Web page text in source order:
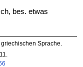
bes. etwas
Sprache.